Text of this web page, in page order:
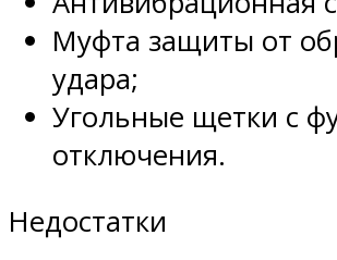
Муфта защиты от
удара;
Угольные щетки с
отключения.
Недостатки